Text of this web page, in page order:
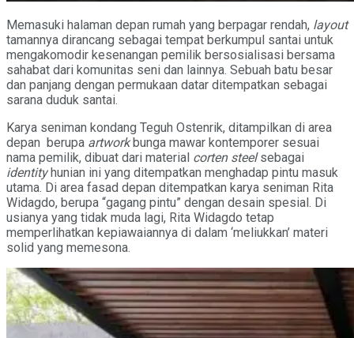
Memasuki halaman depan rumah yang berpagar rendah, layout
tamannya dirancang sebagai tempat berkumpul santai untuk
mengakomodir kesenangan pemilik bersosialisasi bersama
sahabat dari komunitas seni dan lainnya. Sebuah batu besar
dan panjang dengan permukaan datar ditempatkan sebagai
sarana duduk santai.
Karya seniman kondang Teguh Ostenrik, ditampilkan di area
depan berupa artworkbunga mawar kontemporer sesuai
nama pemilik, dibuat dari material corten steelsebagai
identity hunian ini yang ditempatkan menghadap pintu masuk
utama. Di area fasad depan ditempatkan karya seniman Rita
Widagdo, berupa “gagang pintu” dengan desain spesial. Di
usianya yang tidak muda lagi, Rita Widagdo tetap
memperlihatkan kepiawaiannya di dalam ‘meliukkan’ materi
solid yang memesona.